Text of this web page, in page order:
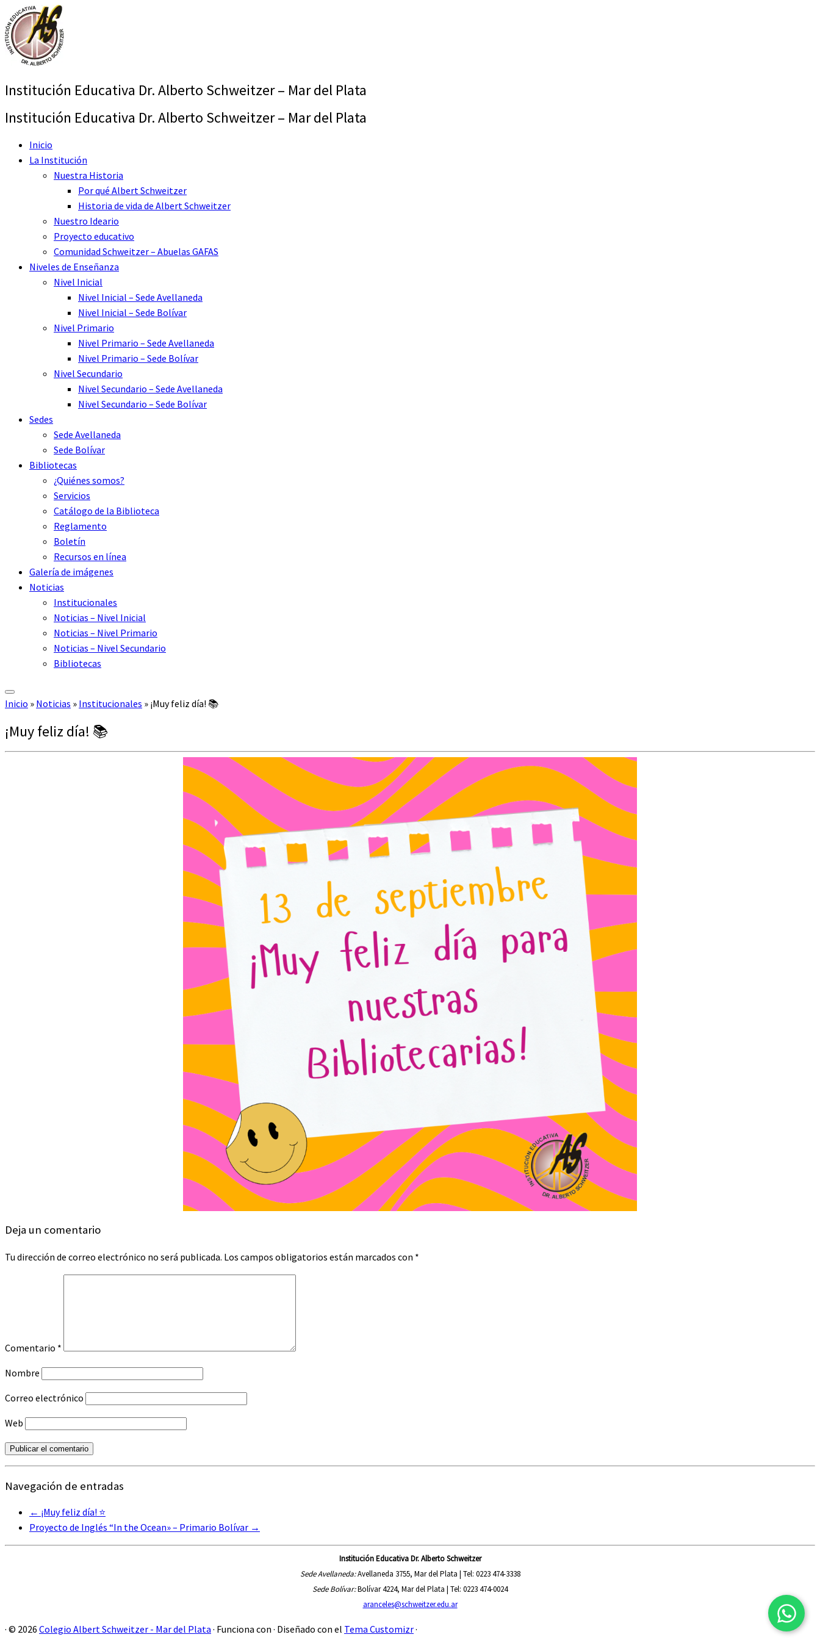
Saltar
al
contenido
Institución Educativa Dr. Alberto Schweitzer – Mar del Plata
Institución Educativa Dr. Alberto Schweitzer – Mar del Plata
Inicio
La Institución
Nuestra Historia
Por qué Albert Schweitzer
Historia de vida de Albert Schweitzer
Nuestro Ideario
Proyecto educativo
Comunidad Schweitzer – Abuelas GAFAS
Niveles de Enseñanza
Nivel Inicial
Nivel Inicial – Sede Avellaneda
Nivel Inicial – Sede Bolívar
Nivel Primario
Nivel Primario – Sede Avellaneda
Nivel Primario – Sede Bolívar
Nivel Secundario
Nivel Secundario – Sede Avellaneda
Nivel Secundario – Sede Bolívar
Sedes
Sede Avellaneda
Sede Bolívar
Bibliotecas
¿Quiénes somos?
Servicios
Catálogo de la Biblioteca
Reglamento
Boletín
Recursos en línea
Galería de imágenes
Noticias
Institucionales
Noticias – Nivel Inicial
Noticias – Nivel Primario
Noticias – Nivel Secundario
Bibliotecas
Inicio » Noticias » Institucionales » ¡Muy feliz día! 📚
¡Muy feliz día! 📚
Deja un comentario
Tu dirección de correo electrónico no será publicada. Los campos obligatorios están marcados con *
Comentario *
Nombre
Correo electrónico
Web
Navegación de entradas
← ¡Muy feliz día! ⭐
Proyecto de Inglés “In the Ocean» – Primario Bolívar →
Institución Educativa Dr. Alberto Schweitzer
Sede Avellaneda:Avellaneda 3755, Mar del Plata | Tel: 0223 474-3338
Sede Bolívar:Bolívar 4224, Mar del Plata | Tel: 0223 474-0024
aranceles@schweitzer.edu.ar
· © 2026 Colegio Albert Schweitzer - Mar del Plata · Funciona con · Diseñado con el Tema Customizr·